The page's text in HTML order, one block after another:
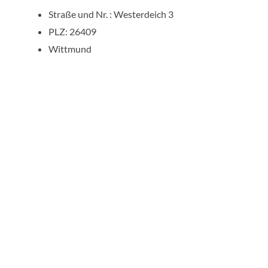
Straße und Nr. : Westerdeich 3
PLZ: 26409
Wittmund